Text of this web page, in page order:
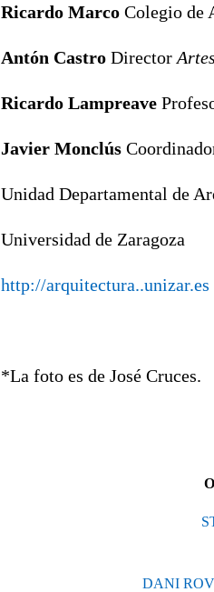
Ricardo Marco Colegio de
Antón Castro Director
Ricardo Lampreave
Javier Monclús
Unidad Departamental de
Universidad de Zaragoza
http://arquitectura..unizar.es
*La foto es de José Cruces.
DANI